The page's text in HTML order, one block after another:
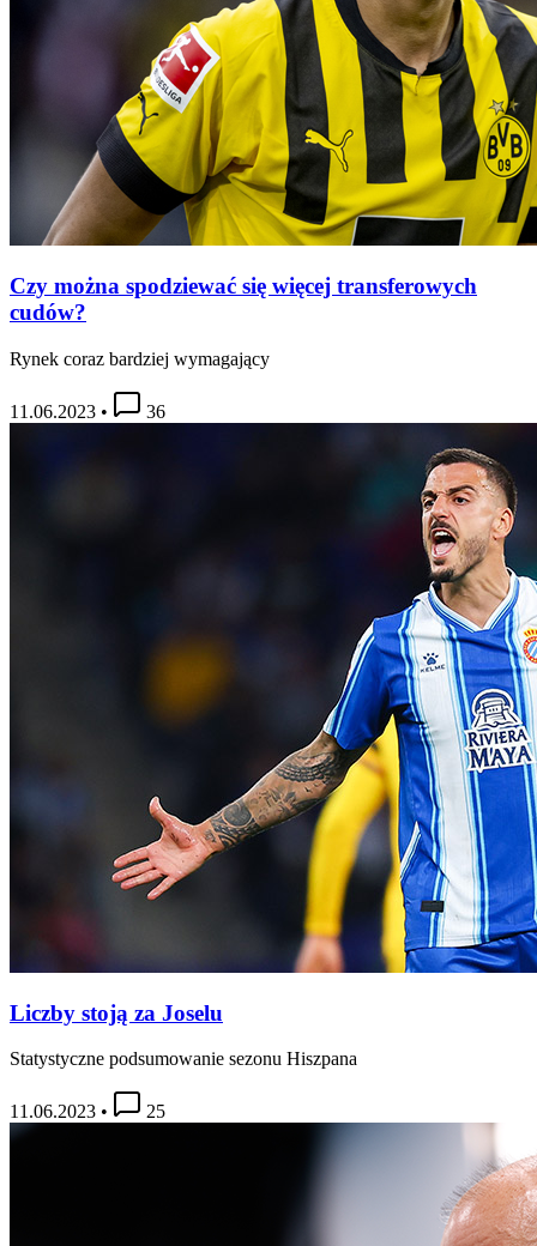
Czy można spodziewać się więcej transferowych
cudów?
Rynek coraz bardziej wymagający
11.06.2023 • 36
Liczby stoją za Joselu
Statystyczne podsumowanie sezonu Hiszpana
11.06.2023 • 25